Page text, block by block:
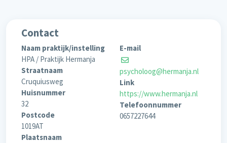
Contact
Naam praktijk/instelling
HPA / Praktijk Hermanja
Straatnaam
Cruquiusweg
Huisnummer
32
Postcode
1019AT
Plaatsnaam
E-mail
psycholoog@hermanja.nl
Link
https://www.hermanja.nl
Telefoonnummer
0657227644